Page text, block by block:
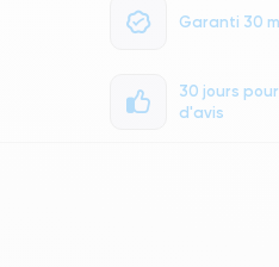
Garanti 30
30 jours
d'avis